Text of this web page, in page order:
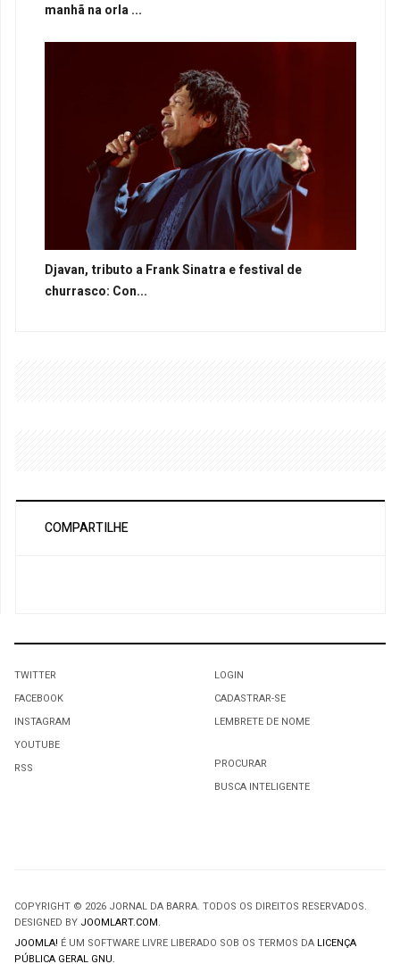
manhã na orla ...
Djavan, tributo a Frank Sinatra e festival de
churrasco: Con...
COMPARTILHE
TWITTER
FACEBOOK
INSTAGRAM
YOUTUBE
RSS
LOGIN
CADASTRAR-SE
LEMBRETE DE NOME
PROCURAR
BUSCA INTELIGENTE
COPYRIGHT © 2026 JORNAL DA BARRA. TODOS OS DIREITOS RESERVADOS.
DESIGNED BY JOOMLART.COM.
JOOMLA! É UM SOFTWARE LIVRE LIBERADO SOB OS TERMOS DA LICENÇA
PÚBLICA GERAL GNU.